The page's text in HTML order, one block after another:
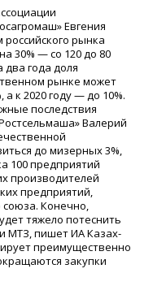
Евгения
российского рынка
30% — со 120 до 80
два года доля
рынке может
а к 2020 году — до 10%.
последствия
Валерий
до мизерных 3%,
100 предприятий
производителей
предприятий,
Конечно,
тяжело потеснить
МТЗ, пишет ИА Казах-
преимущественно
закупки